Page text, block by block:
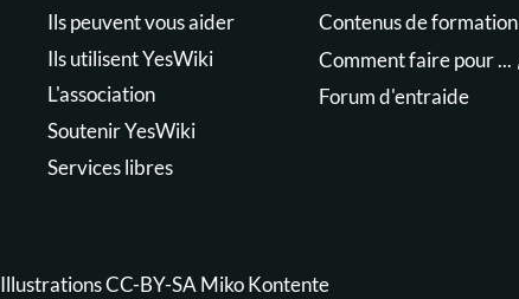
Ils peuvent vous aider
Ils utilisent YesWiki
L'association
Soutenir YesWiki
Services libres
Contenus de formation
Comment faire pour ...
Forum d'entraide
Illustrations CC-BY-SA Miko Kontente